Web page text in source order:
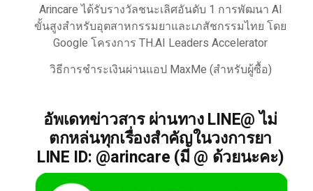
Arincare ได้รับรางวัลชนะเลิศอันดับ 1 การพัฒนา AI
ขั้นสูงสำหรับอุตสาหกรรมยาและเภสัชกรรมไทย โดย
Google โครงการ TH.AI Leaders Accelerator
วิธีการชำระเงินผ่านแอป MaxMe (สำหรับผู้ซื้อ)
อัพเดทข่าวสาร ผ่านทาง LINE@ ไม่
ตกหล่นทุกเรื่องสำคัญในวงการยา
LINE ID: @arincare (มี @ ด้วยนะคะ)